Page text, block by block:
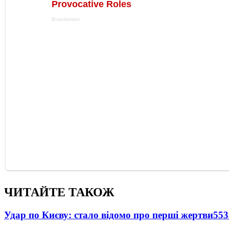
ЧИТАЙТЕ ТАКОЖ
Удар по Києву: стало відомо про перші жертви